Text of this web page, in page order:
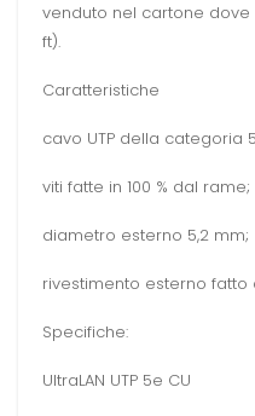
venduto nel cartone dove
ft).
Caratteristiche
cavo UTP della categoria
viti fatte in 100 % dal rame;
diametro esterno 5,2 mm;
rivestimento esterno fatto
Specifiche:
UltraLAN UTP 5e CU